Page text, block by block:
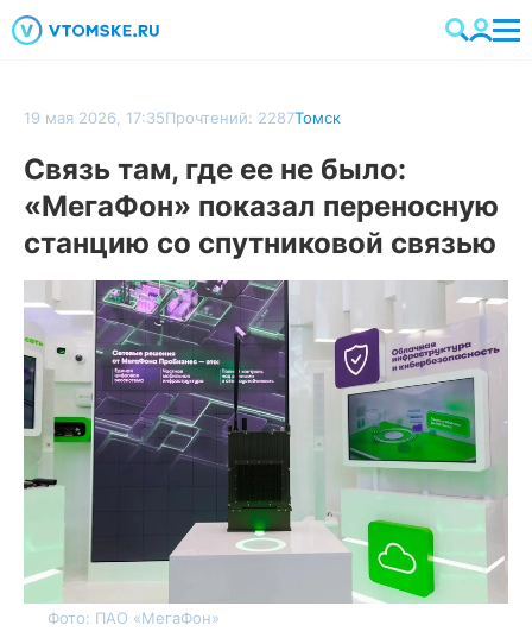
19 мая 2026, 17:35Прочтений: 2287Томск
Связь там, где ее не было:
«МегаФон» показал переносную
станцию со спутниковой связью
Фото: ПАО «МегаФон»